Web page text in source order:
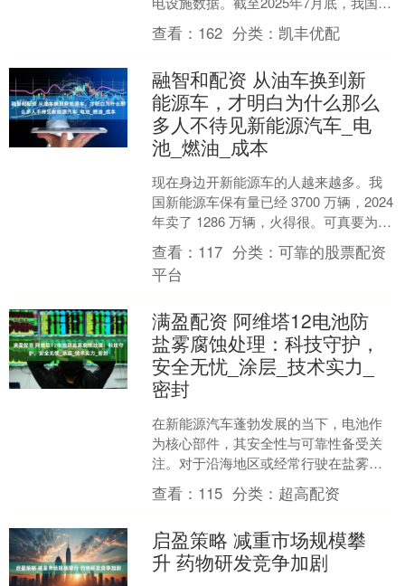
动汽车充电基础设施(枪)总数达到1669.6
万个....
查看： 162 分类： 凯丰优配
融智和配资 从油车换到新
能源车，才明白为什么那么
多人不待见新能源汽车_电
池_燃油_成本
现在身边开新能源车的人越来越多。我
国新能源车保有量已经 3700 万辆，2024
年卖了 1286 万辆，火得很。可真要为了
省钱买纯电车，不如选燃油车靠谱。我
开....
查看： 117 分类：可靠的股票配资
平台
满盈配资 阿维塔12电池防
盐雾腐蚀处理：科技守护，
安全无忧_涂层_技术实力_
密封
在新能源汽车蓬勃发展的当下，电池作
为核心部件，其安全性与可靠性备受关
注。对于沿海地区或经常行驶在盐雾环
境中的车辆来说，电池防盐雾腐蚀处理
至关重要。阿维塔12作为....
查看： 115 分类： 超高配资
启盈策略 减重市场规模攀
升 药物研发竞争加剧